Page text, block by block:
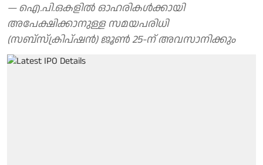
— ഐ.പി.ഒകളിൽ ഓഹരികൾക്കായി
അപേക്ഷിക്കാനുള്ള സമയപരിധി
(സബ്സ്ക്രിപ്ഷൻ) ജൂൺ 25-ന് അവസാനിക്കും